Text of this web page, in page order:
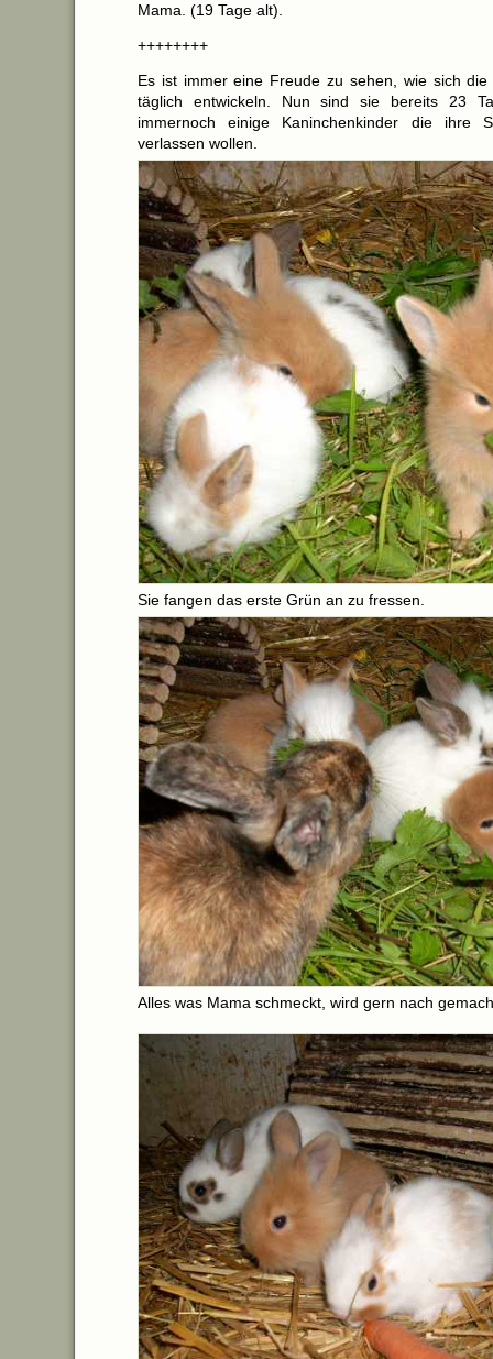
Mama. (19 Tage alt).
++++++++
Es ist immer eine Freude zu sehen, wie sich die
täglich entwickeln. Nun sind sie bereits 23
immernoch einige Kaninchenkinder die ihre
verlassen wollen.
Sie fangen das erste Grün an zu fressen.
Alles was Mama schmeckt, wird gern nach